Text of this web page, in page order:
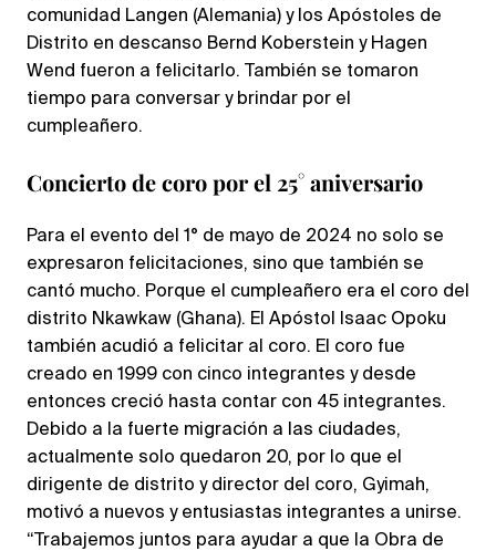
comunidad Langen (Alemania) y los Apóstoles de
Distrito en descanso Bernd Koberstein y Hagen
Wend fueron a felicitarlo. También se tomaron
tiempo para conversar y brindar por el
cumpleañero.
Concierto de coro por el 25° aniversario
Para el evento del 1° de mayo de 2024 no solo se
expresaron felicitaciones, sino que también se
cantó mucho. Porque el cumpleañero era el coro del
distrito Nkawkaw (Ghana). El Apóstol Isaac Opoku
también acudió a felicitar al coro. El coro fue
creado en 1999 con cinco integrantes y desde
entonces creció hasta contar con 45 integrantes.
Debido a la fuerte migración a las ciudades,
actualmente solo quedaron 20, por lo que el
dirigente de distrito y director del coro, Gyimah,
motivó a nuevos y entusiastas integrantes a unirse.
“Trabajemos juntos para ayudar a que la Obra de